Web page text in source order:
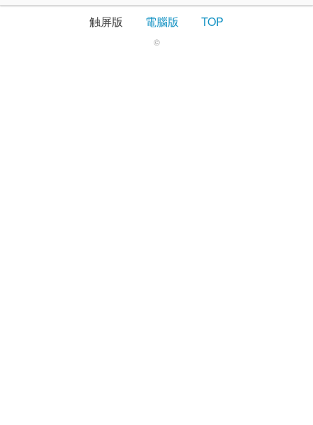
触屏版 電腦版 TOP
©